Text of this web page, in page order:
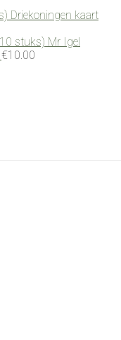
Driekoningen kaart
Mr Igel
€10.00